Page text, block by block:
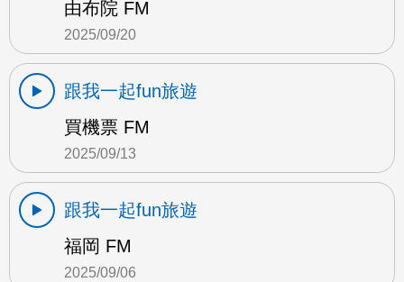
由布院 FM
2025/09/20
跟我一起fun旅遊
買機票 FM
2025/09/13
跟我一起fun旅遊
福岡 FM
2025/09/06